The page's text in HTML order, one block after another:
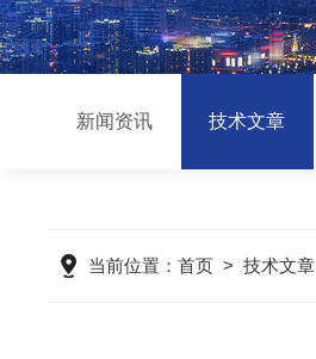
新闻资讯 技术文章
当前位置：首页 >技术文章